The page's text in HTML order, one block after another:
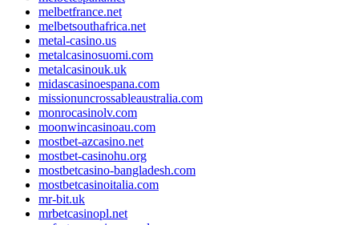
melbetfrance.net
melbetsouthafrica.net
metal-casino.us
metalcasinosuomi.com
metalcasinouk.uk
midascasinoespana.com
missionuncrossableaustralia.com
monrocasinolv.com
moonwincasinoau.com
mostbet-azcasino.net
mostbet-casinohu.org
mostbetcasino-bangladesh.com
mostbetcasinoitalia.com
mr-bit.uk
mrbetcasinopl.net